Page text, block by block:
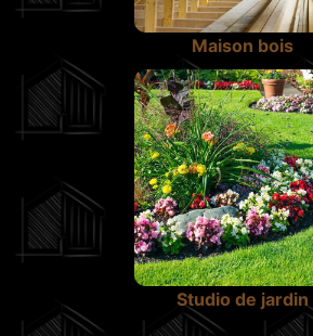
Maison bois
Studio de jardin